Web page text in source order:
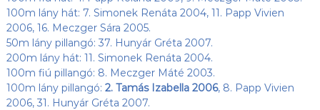
100m lány hát: 7. Simonek Renáta 2004, 11. Papp Vivien
2006, 16. Meczger Sára 2005.
50m lány pillangó: 37. Hunyár Gréta 2007.
200m lány hát: 11. Simonek Renáta 2004.
100m fiú pillangó: 8. Meczger Máté 2003.
100m lány pillangó: 2. Tamás Izabella 2006, 8. Papp Vivien
2006, 31. Hunyár Gréta 2007.